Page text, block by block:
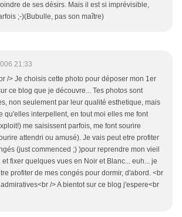
de ses désirs. Mais il est si imprévisible,
;-)(Bubulle, pas son maître)
21:33
/> Je choisis cette photo pour déposer mon 1er
ce blog que je découvre... Tes photos sont
non seulement par leur qualité esthetique, mais
qu'elles interpellent, en tout moi elles me font
me saisissent parfois, me font sourire
attendri ou amusé). Je vais peut etre profiter
(just commenced ;) )pour reprendre mon vieil
fixer quelques vues en Noir et Blanc... euh... je
profiter de mes congés pour dormir, d'abord. <br
/> A bientot sur ce blog j'espere<br